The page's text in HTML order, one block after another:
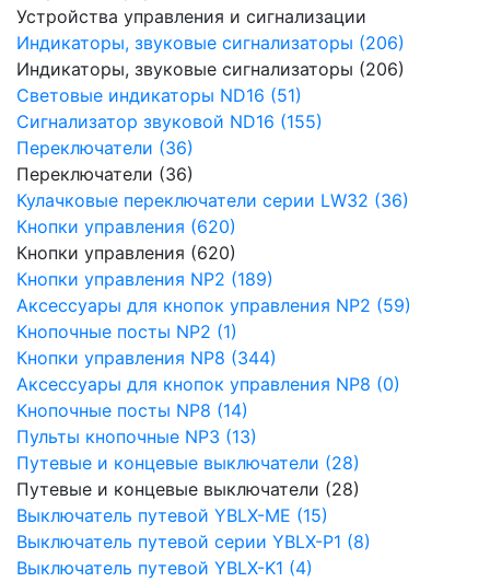
Устройства управления и сигнализации
Индикаторы, звуковые сигнализаторы (206)
Индикаторы, звуковые сигнализаторы (206)
Световые индикаторы ND16 (51)
Сигнализатор звуковой ND16 (155)
Переключатели (36)
Переключатели (36)
Кулачковые переключатели серии LW32 (36)
Кнопки управления (620)
Кнопки управления (620)
Кнопки управления NP2 (189)
Аксессуары для кнопок управления NP2 (59)
Кнопочные посты NP2 (1)
Кнопки управления NP8 (344)
Аксессуары для кнопок управления NP8 (0)
Кнопочные посты NP8 (14)
Пульты кнопочные NP3 (13)
Путевые и концевые выключатели (28)
Путевые и концевые выключатели (28)
Выключатель путевой YBLX-ME (15)
Выключатель путевой серии YBLX-P1 (8)
Выключатель путевой YBLX-K1 (4)